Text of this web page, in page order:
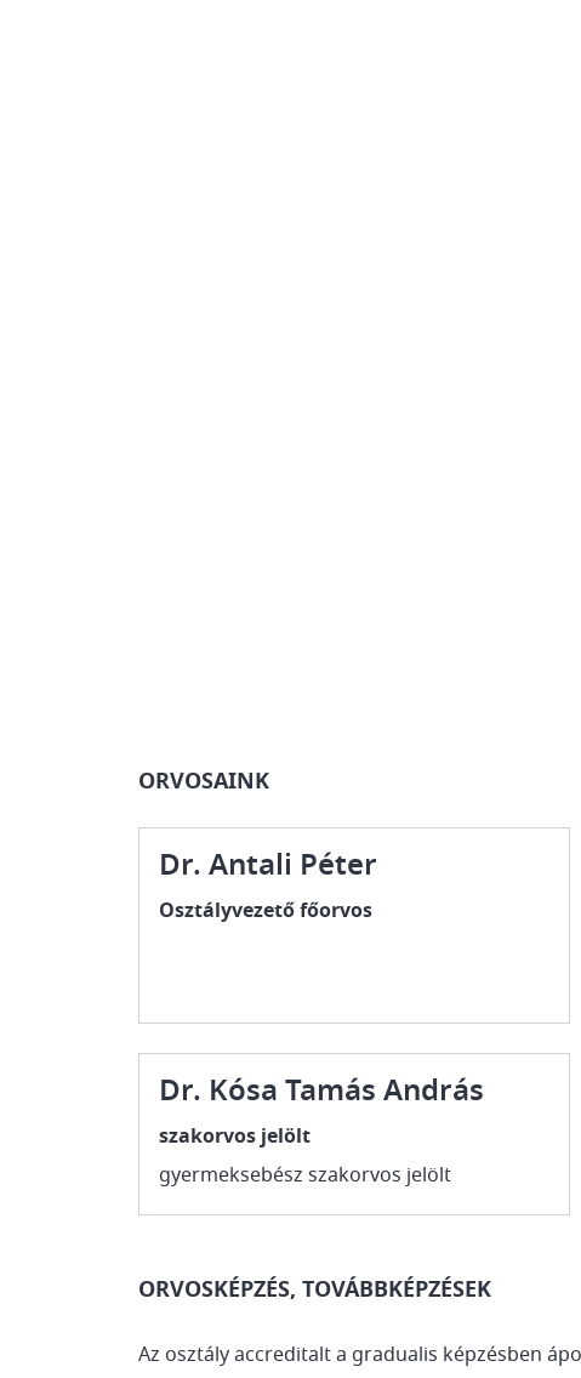
ORVOSAINK
Dr. Antali Péter
Osztályvezető főorvos
Dr. Kósa Tamás András
szakorvos jelölt
gyermeksebész szakorvos jelölt
ORVOSKÉPZÉS, TOVÁBBKÉPZÉSEK
Az osztály accreditalt a gradualis képzésben